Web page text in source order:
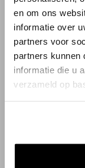
en om ons
informatie over
partners voor
partners kunnen
informatie die u
verzameld op
104,97 €
Es scheint, dass
Bist du am
Zur